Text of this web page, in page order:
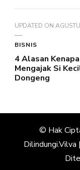
UPDATED ON
BISNIS
4 Alasan
Mengajak Si
Dongeng
© Hak
Dilindungi.Vilva